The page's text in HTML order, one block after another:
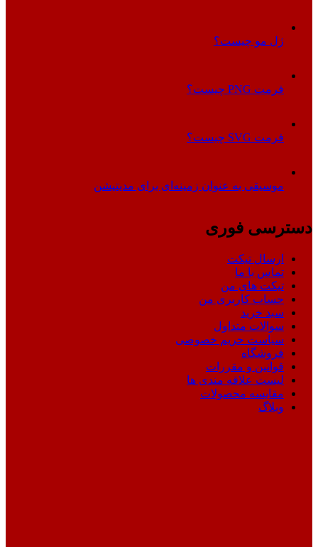
ژل مو چیست؟
فرمت PNG چیست؟
فرمت SVG چیست؟
موسیقی به عنوان زمینه‌ای برای مدیتیشن
دسترسی فوری
ارسال تیکت
تماس با ما
تیکت های من
حساب کاربری من
سبد خرید
سوالات متداول
سیاست حریم خصوصی
فروشگاه
قوانین و مقررات
لیست علاقه مندی ها
مقایسه محصولات
وبلاگ